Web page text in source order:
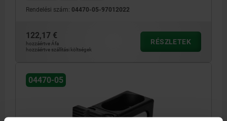
Rendelési szám: 04470-05-97012022
122,17 €
hozzáértve Áfa
hozzáértve szállítási költségek
RÉSZLETEK
04470-05